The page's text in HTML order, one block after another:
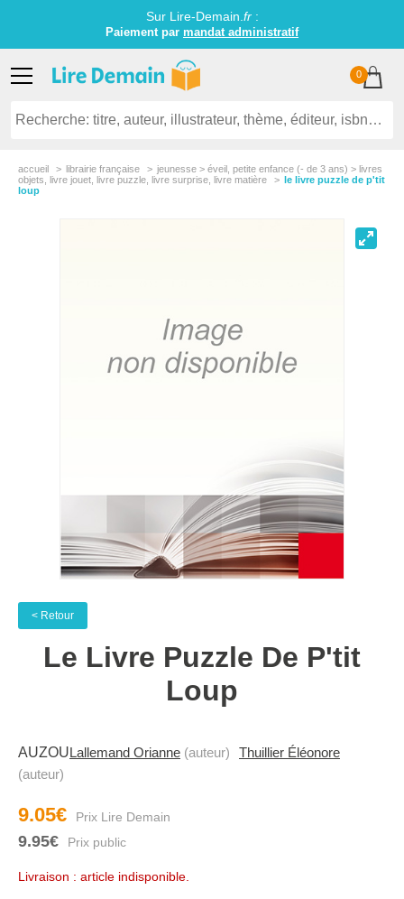
Sur Lire-Demain. fr:
Paiement par mandat administratif
0
accueil librairie française
jeunesse > éveil, petite enfance (- de 3 ans) > livres
objets, livre jouet, livre puzzle, livre surprise, livre matière
le livre puzzle de p'tit
loup
< Retour
Le Livre Puzzle De P'tit
Loup
AUZOULallemand Orianne (auteur)
Thuillier Éléonore
(auteur)
9.05€
9.95€
Livraison : article indisponible.